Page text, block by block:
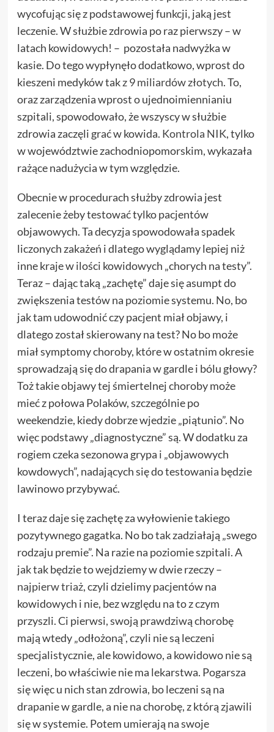
wycofując się z podstawowej funkcji, jaką jest
leczenie. W służbie zdrowia po raz pierwszy – w
latach kowidowych! – pozostała nadwyżka w
kasie. Do tego wypłynęło dodatkowo, wprost do
kieszeni medyków takz 9 miliardów złotych. To,
oraz zarządzenia wprost o ujednoimiennianiu
szpitali, spowodowało, że wszyscy w służbie
zdrowia zaczęli grać w kowida. Kontrola NIK, tylko
w województwie zachodniopomorskim, wykazała
rażące nadużycia w tym względzie.
Obecnie w procedurach służby zdrowia jest
zalecenie żeby testować tylko pacjentów
objawowych. Ta decyzja spowodowała spadek
liczonych zakażeń i dlatego wyglądamy lepiej niż
inne kraje w ilości kowidowych „chorych na testy”.
Teraz – dając taką „zachętę” daje się asumpt do
zwiększenia testów na poziomie systemu. No, bo
jak tam udowodnić czy pacjent miał objawy, i
dlatego został skierowany na test? No bo może
miał symptomy choroby, które w ostatnim okresie
sprowadzają się do drapania w gardle i bólu głowy?
Toż takie objawy tej śmiertelnej choroby może
mieć z połowa Polaków, szczególnie po
weekendzie, kiedy dobrze wjedzie „piątunio”. No
więc podstawy „diagnostyczne” są. W dodatku za
rogiem czeka sezonowa grypa i „objawowych
kowdowych”, nadających się do testowania będzie
lawinowo przybywać.
I teraz daje się zachętę za wyłowienie takiego
pozytywnego gagatka. No bo tak zadziałają „swego
rodzaju premie”. Na razie na poziomie szpitali. A
jak tak będzie to wejdziemy w dwie rzeczy –
najpierw triaż, czyli dzielimy pacjentów na
kowidowych i nie, bez względu na to z czym
przyszli. Ci pierwsi, swoją prawdziwą chorobę
mają wtedy „odłożoną”, czyli nie są leczeni
specjalistycznie, ale kowidowo, a kowidowo nie są
leczeni, bo właściwie nie ma lekarstwa. Pogarsza
się więc u nich stan zdrowia, bo leczeni są na
drapanie w gardle, a nie na chorobę, z którą zjawili
się w systemie. Potem umierają na swoje